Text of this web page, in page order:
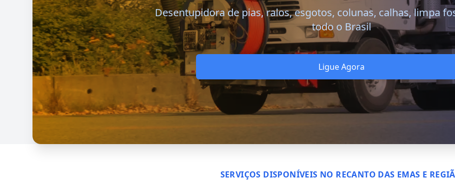
Desentupidora de pias, ralos, esgotos, colunas, calhas, limpa
todo o Brasil
Ligue Agora
SERVIÇOS DISPONÍVEIS NO RECANTO DAS EMAS E